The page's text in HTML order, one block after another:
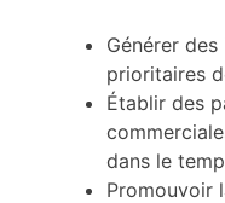
Générer
prioritaires
Établir des
dans le
Promouvoir